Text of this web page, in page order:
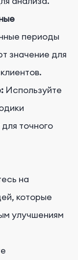
периоды
значение для
Используйте
точного
на
которые
улучшениям